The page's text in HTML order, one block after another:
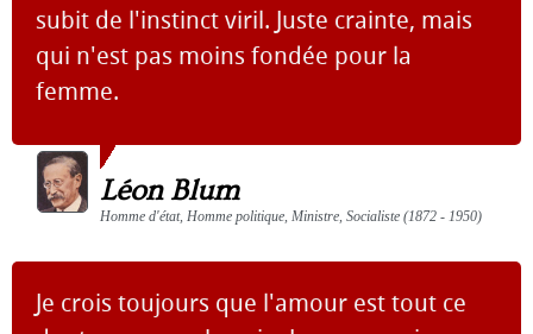
subit de l'instinct viril. Juste crainte, mais
qui n'est pas moins fondée pour la
femme.
Léon Blum
Homme d'état, Homme politique, Ministre, Socialiste (1872 - 1950)
Je crois toujours que l'amour est tout ce